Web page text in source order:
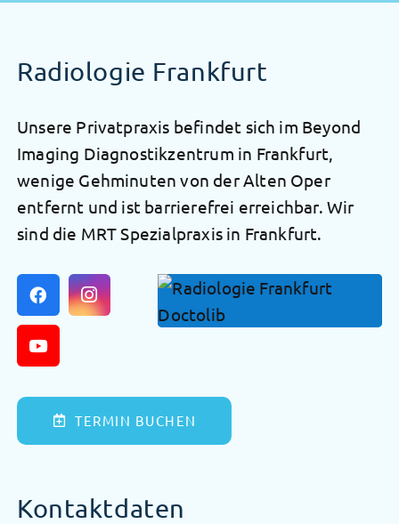
Radiologie Frankfurt
Unsere Privatpraxis befindet sich im Beyond
Imaging Diagnostikzentrum in Frankfurt,
wenige Gehminuten von der Alten Oper
entfernt und ist barrierefrei erreichbar. Wir
sind die MRT Spezialpraxis in Frankfurt.
TERMIN BUCHEN
Kontaktdaten